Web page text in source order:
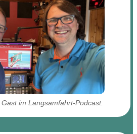
im Langsamfahrt-Podcast.